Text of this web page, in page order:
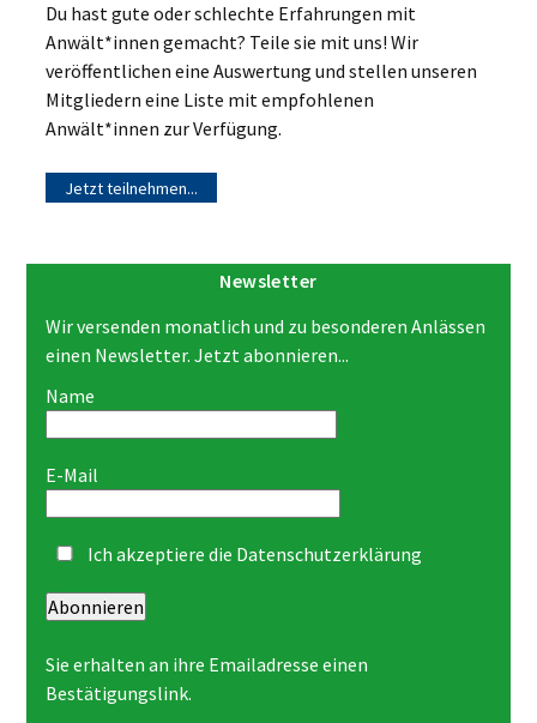
Du hast gute oder schlechte Erfahrungen mit
Anwält*innen gemacht? Teile sie mit uns! Wir
veröffentlichen eine Auswertung und stellen unseren
Mitgliedern eine Liste mit empfohlenen
Anwält*innen zur Verfügung.
Jetzt teilnehmen...
Newsletter
Wir versenden monatlich und zu besonderen Anlässen
einen Newsletter. Jetzt abonnieren...
Name
E-Mail
Ich akzeptiere die Datenschutzerklärung
Abonnieren
Sie erhalten an ihre Emailadresse einen
Bestätigungslink.